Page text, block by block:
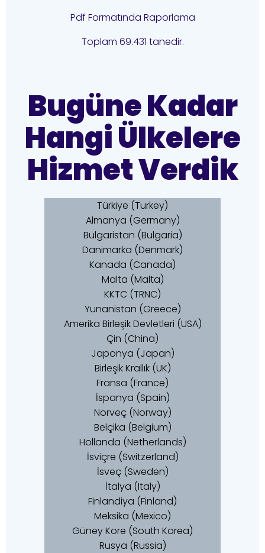
Pdf Formatında Raporlama
Toplam 69.431 tanedir.
Bugüne Kadar
Hangi Ülkelere
Hizmet Verdik
Türkiye (Turkey)
Almanya (Germany)
Bulgaristan (Bulgaria)
Danimarka (Denmark)
Kanada (Canada)
Malta (Malta)
KKTC (TRNC)
Yunanistan (Greece)
Amerika Birleşik Devletleri (USA)
Çin (China)
Japonya (Japan)
Birleşik Krallık (UK)
Fransa (France)
İspanya (Spain)
Norveç (Norway)
Belçika (Belgium)
Hollanda (Netherlands)
İsviçre (Switzerland)
İsveç (Sweden)
İtalya (Italy)
Finlandiya (Finland)
Meksika (Mexico)
Güney Kore (South Korea)
Rusya (Russia)